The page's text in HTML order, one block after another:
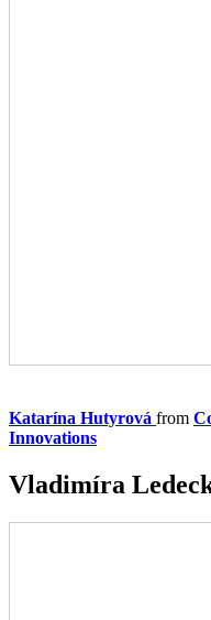
Katarína Hutyrová from
Innovations
Vladimíra